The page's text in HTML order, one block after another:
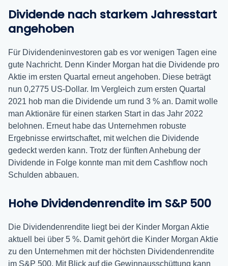
Dividende nach starkem Jahresstart
angehoben
Für Dividendeninvestoren gab es vor wenigen Tagen eine
gute Nachricht. Denn Kinder Morgan hat die Dividende pro
Aktie im ersten Quartal erneut angehoben. Diese beträgt
nun 0,2775 US-Dollar. Im Vergleich zum ersten Quartal
2021 hob man die Dividende um rund 3 % an. Damit wolle
man Aktionäre für einen starken Start in das Jahr 2022
belohnen. Erneut habe das Unternehmen robuste
Ergebnisse erwirtschaftet, mit welchen die Dividende
gedeckt werden kann. Trotz der fünften Anhebung der
Dividende in Folge konnte man mit dem Cashflow noch
Schulden abbauen.
Hohe Dividendenrendite im S&P 500
Die Dividendenrendite liegt bei der Kinder Morgan Aktie
aktuell bei über 5 %. Damit gehört die Kinder Morgan Aktie
zu den Unternehmen mit der höchsten Dividendenrendite
im S&P 500. Mit Blick auf die Gewinnausschüttung kann